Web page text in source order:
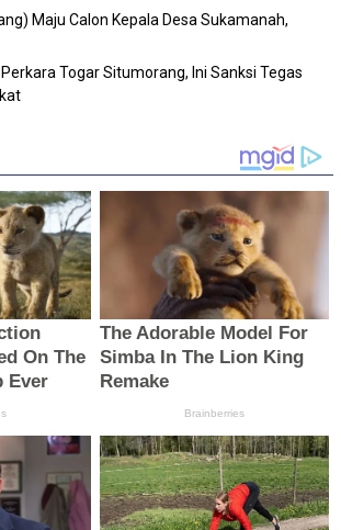
Maju Calon Kepala Desa Sukamanah,
Togar Situmorang, Ini Sanksi Tegas